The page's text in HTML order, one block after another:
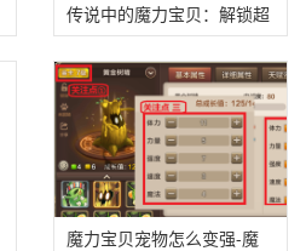
传说中的魔力宝贝：解锁超
级宠物的秘密
魔力宝贝宠物怎么变强-魔